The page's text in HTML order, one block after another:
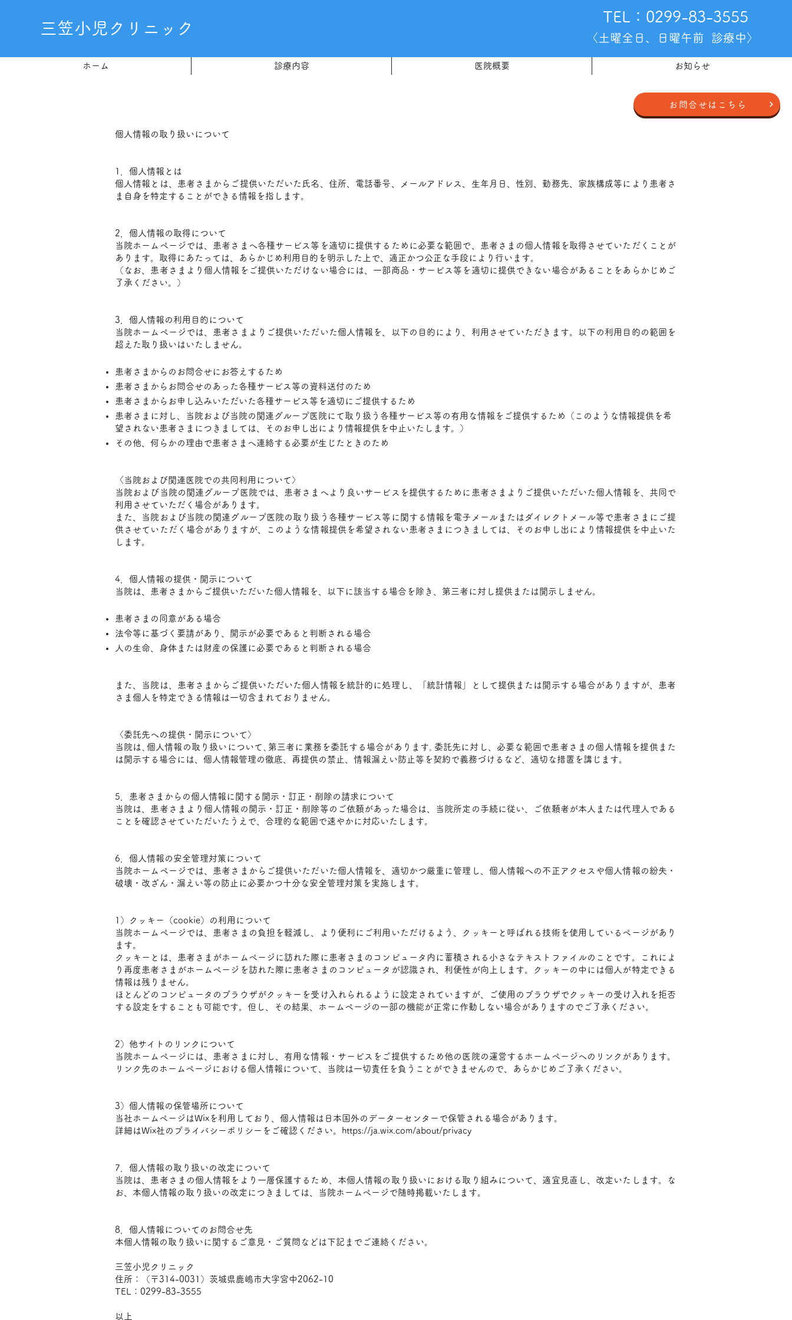
お問合せはこちら
三笠小児クリニック
​TEL：0299-83-3555
〈土曜全日、日曜午前 診療中〉
ホーム 診療内容 医院概要 お知らせ
個人情報の取り扱いについて
1．個人情報とは
個人情報とは、患者さまからご提供いただいた氏名、住所、電話番号、メールアドレス、生年月日、性別、勤務先、家族構成等により患者さ
ま自身を特定することができる情報を指します。
2．個人情報の取得について
当院ホームページでは、患者さまへ各種サービス等を適切に提供するために必要な範囲で、患者さまの個人情報を取得させていただくことが
あります。取得にあたっては、あらかじめ利用目的を明示した上で、適正かつ公正な手段により行います。
（なお、患者さまより個人情報をご提供いただけない場合には、一部商品・サービス等を適切に提供できない場合があることをあらかじめご
了承ください。）
3．個人情報の利用目的について
当院ホームページでは、患者さまよりご提供いただいた個人情報を、以下の目的により、利用させていただきます。以下の利用目的の範囲を
超えた取り扱いはいたしません。
患者さまからのお問合せにお答えするため
患者さまからお問合せのあった各種サービス等の資料送付のため
患者さまからお申し込みいただいた各種サービス等を適切にご提供するため
患者さまに対し、当院および当院の関連グループ医院にて取り扱う各種サービス等の有用な情報をご提供するため（このような情報提供を希
望されない患者さまにつきましては、そのお申し出により情報提供を中止いたします。）
その他、何らかの理由で患者さまへ連絡する必要が生じたときのため
〈当院および関連医院での共同利用について〉
当院および当院の関連グループ医院では、患者さまへより良いサービスを提供するために患者さまよりご提供いただいた個人情報を、共同で
利用させていただく場合があります。
また、当院および当院の関連グループ医院の取り扱う各種サービス等に関する情報を電子メールまたはダイレクトメール等で患者さまにご提
供させていただく場合がありますが、このような情報提供を希望されない患者さまにつきましては、そのお申し出により情報提供を中止いた
します。
4．個人情報の提供・開示について
当院は、患者さまからご提供いただいた個人情報を、以下に該当する場合を除き、第三者に対し提供または開示しません。
患者さまの同意がある場合
法令等に基づく要請があり、開示が必要であると判断される場合
人の生命、身体または財産の保護に必要であると判断される場合
また、当院は、患者さまからご提供いただいた個人情報を統計的に処理し、「統計情報」として提供または開示する場合がありますが、患者
さま個人を特定できる情報は一切含まれておりません。
〈委託先への提供・開示について〉
当院は､個人情報の取り扱いについて､第三者に業務を委託する場合があります｡委託先に対し、必要な範囲で患者さまの個人情報を提供また
は開示する場合には、個人情報管理の徹底、再提供の禁止、情報漏えい防止等を契約で義務づけるなど、適切な措置を講じます。
5．患者さまからの個人情報に関する開示・訂正・削除の請求について
当院は、患者さまより個人情報の開示・訂正・削除等のご依頼があった場合は、当院所定の手続に従い、ご依頼者が本人または代理人である
ことを確認させていただいたうえで、合理的な範囲で速やかに対応いたします。
6．個人情報の安全管理対策について
当院ホームページでは、患者さまからご提供いただいた個人情報を、適切かつ厳重に管理し、個人情報への不正アクセスや個人情報の紛失・
破壊・改ざん・漏えい等の防止に必要かつ十分な安全管理対策を実施します。
1）クッキー（cookie）の利用について
当院ホームページでは、患者さまの負担を軽減し、より便利にご利用いただけるよう、クッキーと呼ばれる技術を使用しているページがあり
ます。
クッキーとは、患者さまがホームページに訪れた際に患者さまのコンピュータ内に蓄積される小さなテキストファイルのことです。これによ
り再度患者さまがホームページを訪れた際に患者さまのコンピュータが認識され、利便性が向上します。クッキーの中には個人が特定できる
情報は残りません。
ほとんどのコンピュータのブラウザがクッキーを受け入れられるように設定されていますが、ご使用のブラウザでクッキーの受け入れを拒否
する設定をすることも可能です。但し、その結果、ホームページの一部の機能が正常に作動しない場合がありますのでご了承ください。
2）他サイトのリンクについて
当院ホームページには、患者さまに対し、有用な情報・サービスをご提供するため他の医院の運営するホームページへのリンクがあります。
リンク先のホームページにおける個人情報について、当院は一切責任を負うことができませんので、あらかじめご了承ください。
3）個人情報の保管場所について
当社ホームページはWixを利用しており、個人情報は日本国外のデーターセンターで保管される場合があります。
詳細はWix社のプライバシーポリシーをご確認ください。
https://ja.wix.com/about/privacy
7．個人情報の取り扱いの改定について
当院は、患者さまの個人情報をより一層保護するため、本個人情報の取り扱いにおける取り組みについて、適宜見直し、改定いたします。な
お、本個人情報の取り扱いの改定につきましては、当院ホームページで随時掲載いたします。
8．個人情報についてのお問合せ先
本個人情報の取り扱いに関するご意見・ご質問などは下記までご連絡ください。
三笠小児クリニック
住所：（〒314-0031）茨城県鹿嶋市大字宮中2062-10
TEL：0299-83-3555
以上